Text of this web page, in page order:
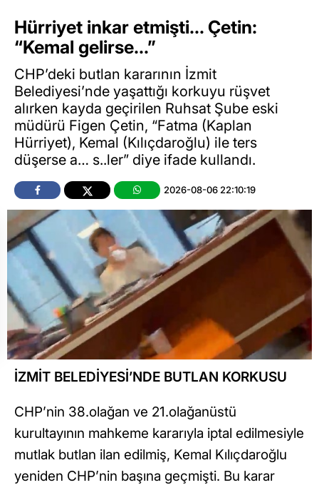
Hürriyet inkar etmişti… Çetin:
“Kemal gelirse…”
CHP’deki butlan kararının İzmit
Belediyesi’nde yaşattığı korkuyu rüşvet
alırken kayda geçirilen Ruhsat Şube eski
müdürü Figen Çetin, “Fatma (Kaplan
Hürriyet), Kemal (Kılıçdaroğlu) ile ters
düşerse a… s..ler” diye ifade kullandı.
2026-08-06 22:10:19
İZMİT BELEDİYESİ’NDE BUTLAN KORKUSU
CHP’nin 38.olağan ve 21.olağanüstü
kurultayının mahkeme kararıyla iptal edilmesiyle
mutlak butlan ilan edilmiş, Kemal Kılıçdaroğlu
yeniden CHP’nin başına geçmişti. Bu karar